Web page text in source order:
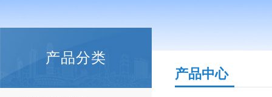
产品分类
产品中心